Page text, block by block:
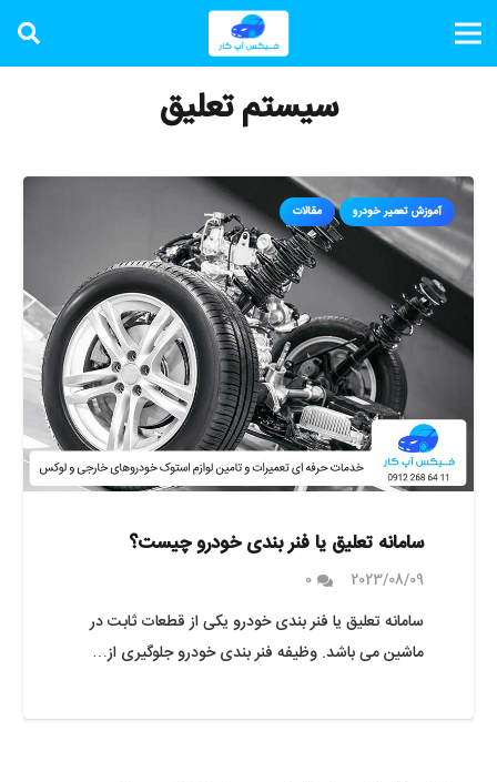
سیستم تعلیق
آموزش تعمیر خودرو مقالات
سامانه تعلیق یا فنر بندی خودرو چیست؟
2023/08/09
0
سامانه تعلیق یا فنر بندی خودرو یکی از قطعات ثابت در
ماشین می باشد. وظیفه فنر بندی خودرو جلوگیری از…